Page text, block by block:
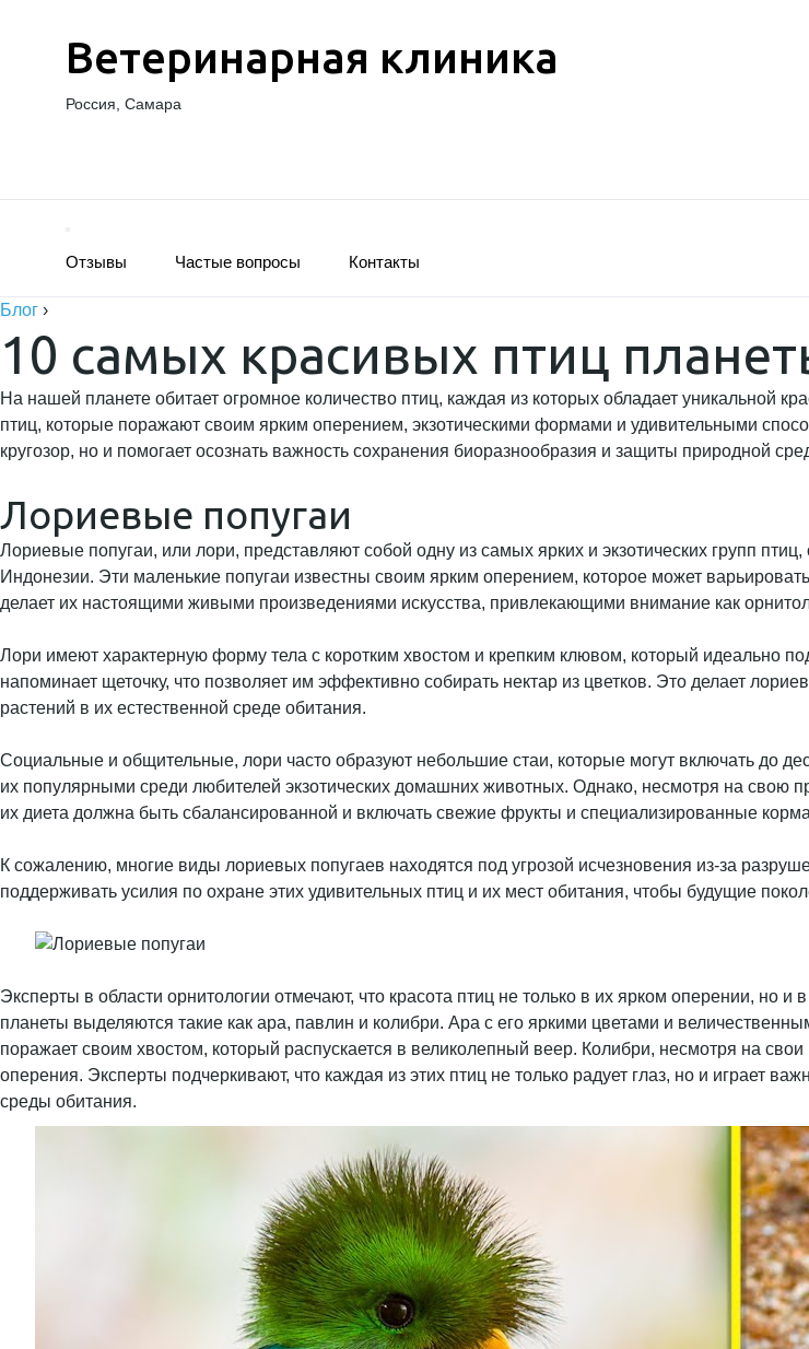
Ветеринарная клиника
Россия, Самара
Отзывы Частые вопросы Контакты
Блог ›
10 самых красивых птиц
На нашей планете обитает огромное количество птиц, каждая из которых обладает уникальной
птиц, которые поражают своим ярким оперением, экзотическими формами и удивительными
кругозор, но и помогает осознать важность сохранения биоразнообразия и защиты природной
Лориевые попугаи
Лориевые попугаи, или лори, представляют собой одну из самых ярких и экзотических групп
Индонезии. Эти маленькие попугаи известны своим ярким оперением, которое может
делает их настоящими живыми произведениями искусства, привлекающими внимание как
Лори имеют характерную форму тела с коротким хвостом и крепким клювом, который идеально
напоминает щеточку, что позволяет им эффективно собирать нектар из цветков. Это делает
растений в их естественной среде обитания.
Социальные и общительные, лори часто образуют небольшие стаи, которые могут включать до
их популярными среди любителей экзотических домашних животных. Однако, несмотря на свою
их диета должна быть сбалансированной и включать свежие фрукты и специализированные
К сожалению, многие виды лориевых попугаев находятся под угрозой исчезновения из-за
поддерживать усилия по охране этих удивительных птиц и их мест обитания, чтобы будущие
Эксперты в области орнитологии отмечают, что красота птиц не только в их ярком оперении, но
планеты выделяются такие как ара, павлин и колибри. Ара с его яркими цветами и
поражает своим хвостом, который распускается в великолепный веер. Колибри, несмотря на
оперения. Эксперты подчеркивают, что каждая из этих птиц не только радует глаз, но и играет
среды обитания.